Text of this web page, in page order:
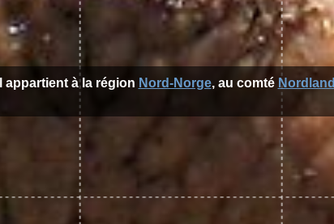
appartient à la région Nord-Norge, au comté Nordland